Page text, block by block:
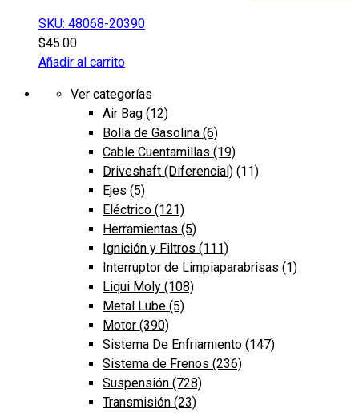
SKU: 48068-20390
$45.00
Añadir al carrito
Ver categorías
Air Bag (12)
Bolla de Gasolina (6)
Cable Cuentamillas (19)
Driveshaft (Diferencial) (11)
Ejes (5)
Eléctrico (121)
Herramientas (5)
Ignición y Filtros (111)
Interruptor de Limpiaparabrisas (1)
Liqui Moly (108)
Metal Lube (5)
Motor (390)
Sistema De Enfriamiento (147)
Sistema de Frenos (236)
Suspensión (728)
Transmisión (23)